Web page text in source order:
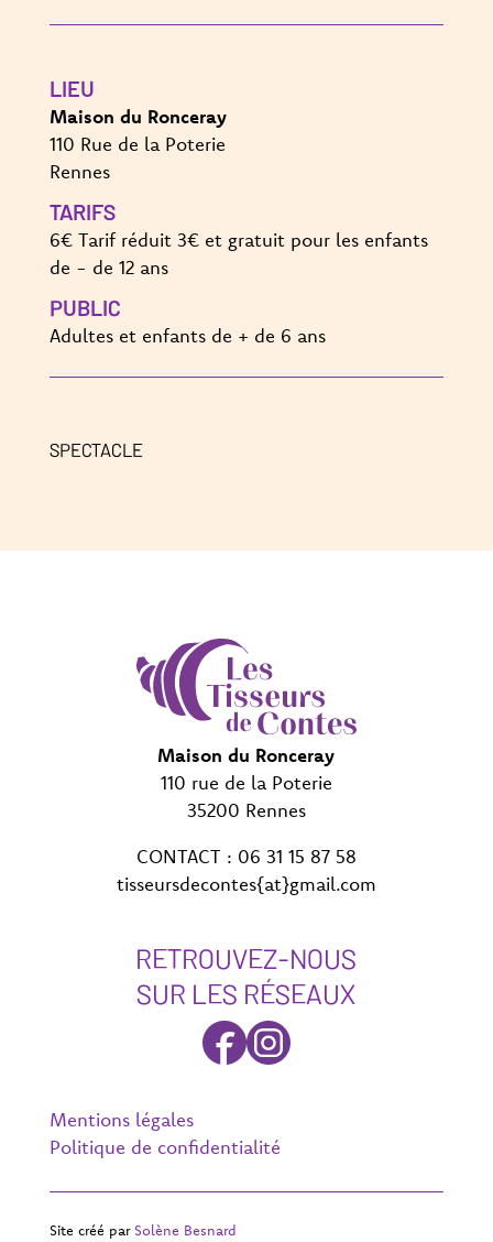
LIEU
Maison du Ronceray
110 Rue de la Poterie
Rennes
TARIFS
6€ Tarif réduit 3€ et gratuit pour les enfants
de - de 12 ans
PUBLIC
Adultes et enfants de + de 6 ans
SPECTACLE
Maison du Ronceray
110 rue de la Poterie
35200 Rennes
CONTACT : 06 31 15 87 58
tisseursdecontes{at}gmail.com
RETROUVEZ-NOUS
SUR LES RÉSEAUX
Mentions légales
Politique de confidentialité
Site créé par Solène Besnard